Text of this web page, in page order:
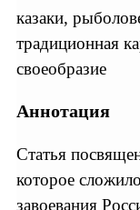
казаки,
традиционная
своеобразие
Аннотация
Статья
которое
завоевания